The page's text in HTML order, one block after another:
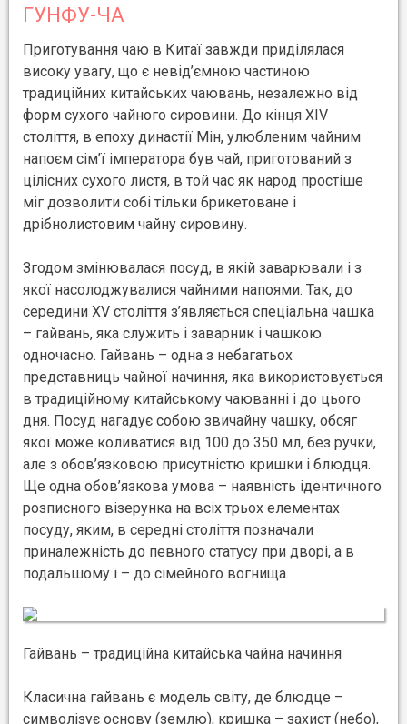
ГУНФУ-ЧА
Приготування чаю в Китаї завжди приділялася
високу увагу, що є невід’ємною частиною
традиційних китайських чаювань, незалежно від
форм сухого чайного сировини. До кінця XIV
століття, в епоху династії Мін, улюбленим чайним
напоєм сім’ї імператора був чай, приготований з
цілісних сухого листя, в той час як народ простіше
міг дозволити собі тільки брикетоване і
дрібнолистовим чайну сировину.
Згодом змінювалася посуд, в якій заварювали і з
якої насолоджувалися чайними напоями. Так, до
середини XV століття з’являється спеціальна чашка
– гайвань, яка служить і заварник і чашкою
одночасно. Гайвань – одна з небагатьох
представниць чайної начиння, яка використовується
в традиційному китайському чаюванні і до цього
дня. Посуд нагадує собою звичайну чашку, обсяг
якої може коливатися від 100 до 350 мл, без ручки,
але з обов’язковою присутністю кришки і блюдця.
Ще одна обов’язкова умова – наявність ідентичного
розписного візерунка на всіх трьох елементах
посуду, яким, в середні століття позначали
приналежність до певного статусу при дворі, а в
подальшому і – до сімейного вогнища.
Гайвань – традиційна китайська чайна начиння
Класична гайвань є модель світу, де блюдце –
символізує основу (землю), кришка – захист (небо),